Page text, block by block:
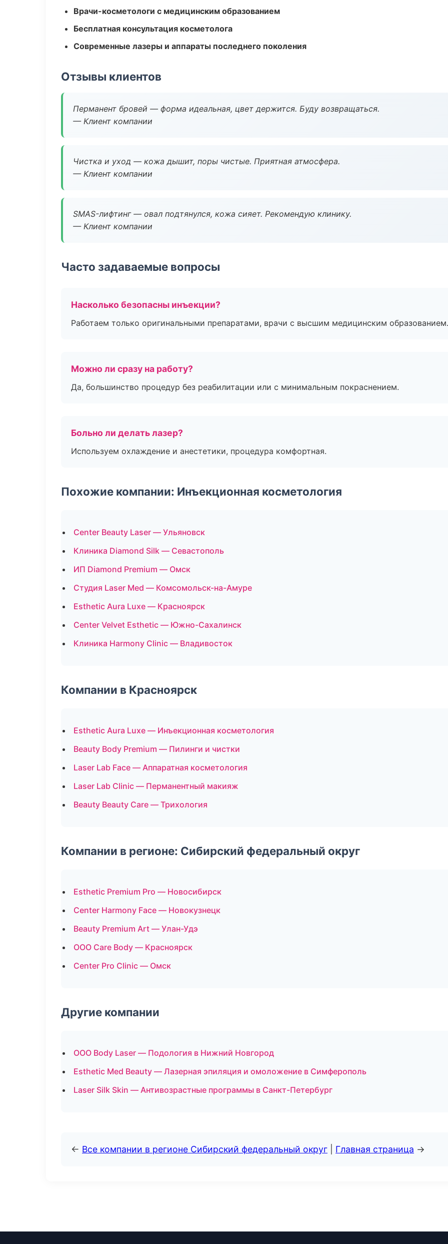
Врачи-косметологи с медицинским образованием
Бесплатная консультация косметолога
Современные лазеры и аппараты последнего поколения
Отзывы клиентов
Перманент бровей — форма идеальная, цвет держится. Буду возвращаться.
— Клиент компании
Чистка и уход — кожа дышит, поры чистые. Приятная атмосфера.
— Клиент компании
SMAS-лифтинг — овал подтянулся, кожа сияет. Рекомендую клинику.
— Клиент компании
Часто задаваемые вопросы
Насколько безопасны инъекции?
Работаем только оригинальными препаратами, врачи с высшим медицинским образованием.
Можно ли сразу на работу?
Да, большинство процедур без реабилитации или с минимальным покраснением.
Больно ли делать лазер?
Используем охлаждение и анестетики, процедура комфортная.
Похожие компании: Инъекционная косметология
Center Beauty Laser — Ульяновск
Клиника Diamond Silk — Севастополь
ИП Diamond Premium — Омск
Студия Laser Med — Комсомольск-на-Амуре
Esthetic Aura Luxe — Красноярск
Center Velvet Esthetic — Южно-Сахалинск
Клиника Harmony Clinic — Владивосток
Компании в Красноярск
Esthetic Aura Luxe — Инъекционная косметология
Beauty Body Premium — Пилинги и чистки
Laser Lab Face — Аппаратная косметология
Laser Lab Clinic — Перманентный макияж
Beauty Beauty Care — Трихология
Компании в регионе: Сибирский федеральный округ
Esthetic Premium Pro — Новосибирск
Center Harmony Face — Новокузнецк
Beauty Premium Art — Улан-Удэ
ООО Care Body — Красноярск
Center Pro Clinic — Омск
Другие компании
ООО Body Laser — Подология в Нижний Новгород
Esthetic Med Beauty — Лазерная эпиляция и омоложение в Симферополь
Laser Silk Skin — Антивозрастные программы в Санкт-Петербург
← Все компании в регионе Сибирский федеральный округ Главная страница →